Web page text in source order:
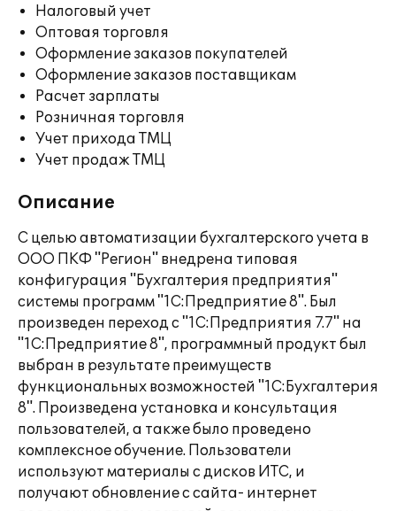
Налоговый учет
Оптовая торговля
Оформление заказов покупателей
Оформление заказов поставщикам
Расчет зарплаты
Розничная торговля
Учет прихода ТМЦ
Учет продаж ТМЦ
Описание
С целью автоматизации бухгалтерского учета в
ООО ПКФ "Регион" внедрена типовая
конфигурация "Бухгалтерия предприятия"
системы программ "1С:Предприятие 8". Был
произведен переход с "1С:Предприятия 7.7" на
"1С:Предприятие 8", программный продукт был
выбран в результате преимуществ
функциональных возможностей "1С:Бухгалтерия
8". Произведена установка и консультация
пользователей, а также было проведено
комплексное обучение. Пользователи
используют материалы с дисков ИТС, и
получают обновление с сайта- интернет